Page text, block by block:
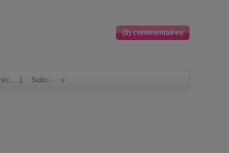
(0) commentaires
1 Suiv. › »